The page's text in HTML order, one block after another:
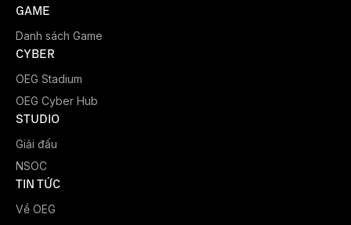
GAME
Danh sách Game
CYBER
OEG Stadium
OEG Cyber Hub
STUDIO
Giải đấu
NSOC
TIN TỨC
Về OEG